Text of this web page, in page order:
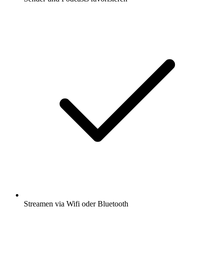
Streamen via Wifi oder Bluetooth